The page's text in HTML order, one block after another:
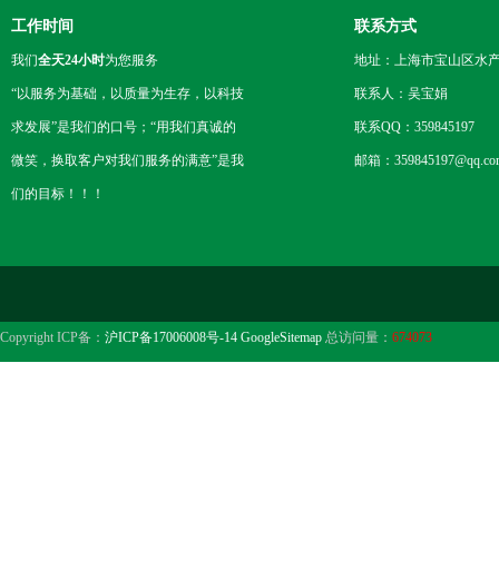
工作时间
我们全天24小时为您服务
“以服务为基础，以质量为生存，以科技
求发展”是我们的口号；“用我们真诚的
微笑，换取客户对我们服务的满意”是我
们的目标！！！
联系方式
地址：上海市宝山区水
联系人：吴宝娟
联系QQ：359845197
邮箱：
Copyright ICP备： 沪ICP备17006008号-14 GoogleSitemap 总访问量： 674073